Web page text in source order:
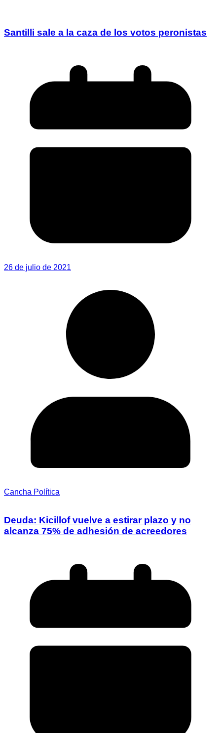
Santilli sale a la caza de los votos peronistas
26 de julio de 2021
Cancha Política
Deuda: Kicillof vuelve a estirar plazo y no
alcanza 75% de adhesión de acreedores